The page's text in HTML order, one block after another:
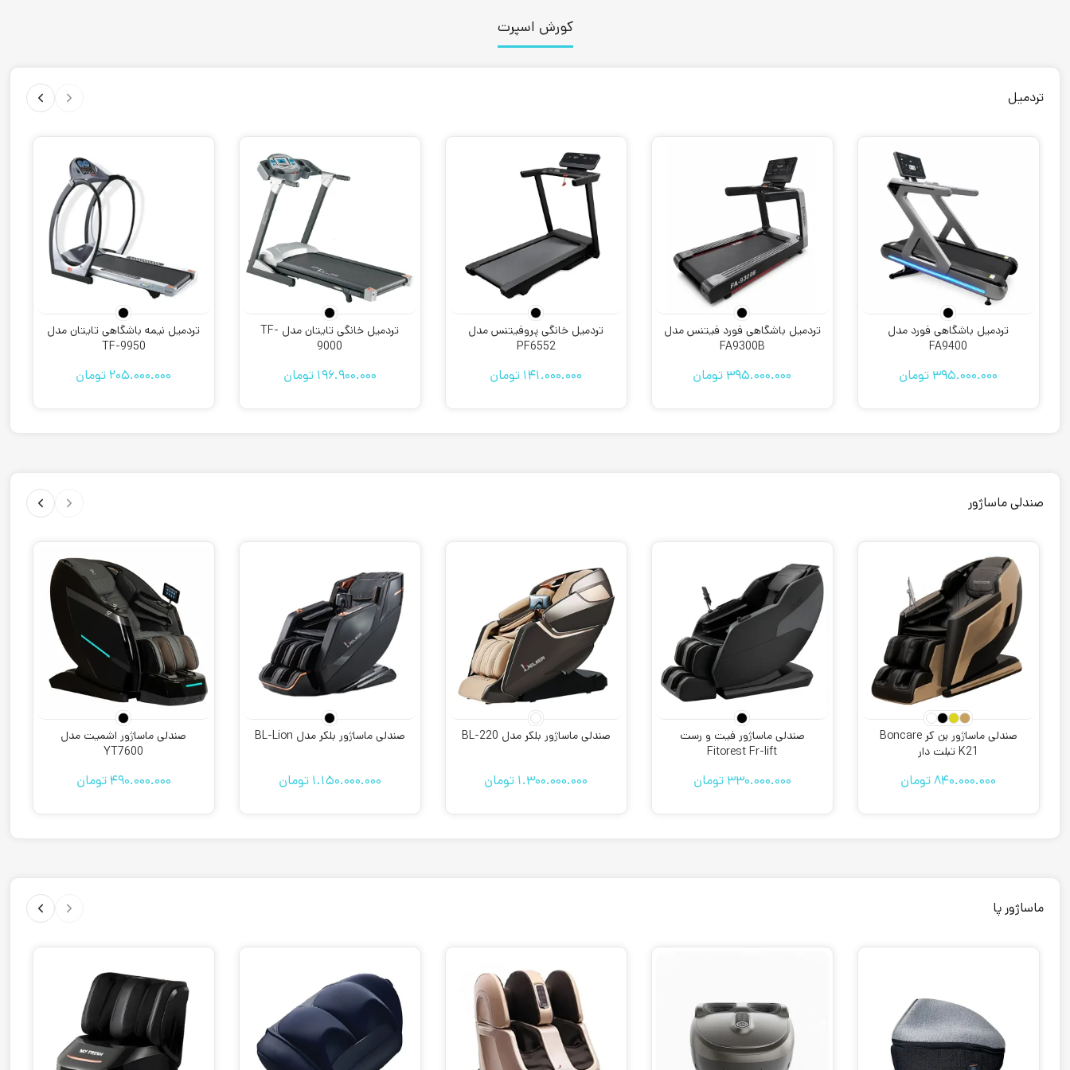
کورش اسپرت
تردمیل
تردمیل باشگاهی فورد مدل
FA9400
395.000.000 تومان
تردمیل باشگاهی فورد فیتنس مدل
FA9300B
395.000.000 تومان
تردمیل خانگی پروفیتنس مدل
PF6552
141.000.000 تومان
تردمیل خانگی تایتان مدل TF-
9000
196.900.000 تومان
تردمیل نیمه باشگاهی تایتان مدل
TF-9950
205.000.000 تومان
صندلی ماساژور
صندلی ماساژور بن کر Boncare
K21 تبلت دار
840.000.000تومان
صندلی ماساژور فیت و رست
Fitorest Fr-lift
330.000.000 تومان
صندلی ماساژور بلکر مدل BL-220
1.300.000.000 تومان
صندلی ماساژور بلکر مدل BL-Lion
1.150.000.000 تومان
صندلی ماساژور اشمیت مدل
YT7600
490.000.000 تومان
ماساژور پا